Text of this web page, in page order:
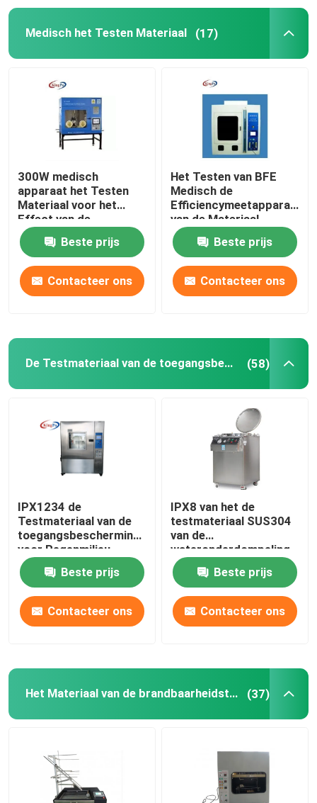
Medisch het Testen Materiaal (17)
300W medisch
apparaat het Testen
Materiaal voor het
Effect van de
Deeltjesbescherming
Beste prijs
Contacteer ons
Het Testen van BFE
Medisch de
Efficiencymeetapparaat
van de Materiaal
Bacterieel Filtratie
Beste prijs
Contacteer ons
De Testmateriaal van de toegangsbescherming (58)
IPX1234 de
Testmateriaal van de
toegangsbescherming
voor Regenmilieu
Beste prijs
Contacteer ons
IPX8 van het de
testmateriaal SUS304
van de
wateronderdompeling
het Roestvrije
staaltankBeste prijs
Contacteer ons
Het Materiaal van de brandbaarheidstest (37)